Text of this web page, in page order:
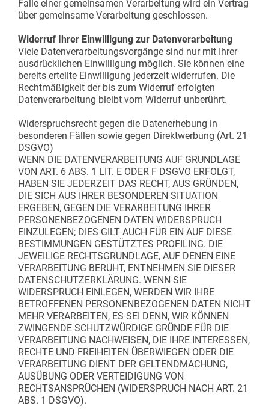
Falle einer gemeinsamen Verarbeitung wird ein Vertrag
über gemeinsame Verarbeitung geschlossen.
Widerruf Ihrer Einwilligung zur Datenverarbeitung
Viele Datenverarbeitungsvorgänge sind nur mit Ihrer
ausdrücklichen Einwilligung möglich. Sie können eine
bereits erteilte Einwilligung jederzeit widerrufen. Die
Rechtmäßigkeit der bis zum Widerruf erfolgten
Datenverarbeitung bleibt vom Widerruf unberührt.
Widerspruchsrecht gegen die Datenerhebung in
besonderen Fällen sowie gegen Direktwerbung (Art. 21
DSGVO)
WENN DIE DATENVERARBEITUNG AUF GRUNDLAGE
VON ART. 6 ABS. 1 LIT. E ODER F DSGVO ERFOLGT,
HABEN SIE JEDERZEIT DAS RECHT, AUS GRÜNDEN,
DIE SICH AUS IHRER BESONDEREN SITUATION
ERGEBEN, GEGEN DIE VERARBEITUNG IHRER
PERSONENBEZOGENEN DATEN WIDERSPRUCH
EINZULEGEN; DIES GILT AUCH FÜR EIN AUF DIESE
BESTIMMUNGEN GESTÜTZTES PROFILING. DIE
JEWEILIGE RECHTSGRUNDLAGE, AUF DENEN EINE
VERARBEITUNG BERUHT, ENTNEHMEN SIE DIESER
DATENSCHUTZERKLÄRUNG. WENN SIE
WIDERSPRUCH EINLEGEN, WERDEN WIR IHRE
BETROFFENEN PERSONENBEZOGENEN DATEN NICHT
MEHR VERARBEITEN, ES SEI DENN, WIR KÖNNEN
ZWINGENDE SCHUTZWÜRDIGE GRÜNDE FÜR DIE
VERARBEITUNG NACHWEISEN, DIE IHRE INTERESSEN,
RECHTE UND FREIHEITEN ÜBERWIEGEN ODER DIE
VERARBEITUNG DIENT DER GELTENDMACHUNG,
AUSÜBUNG ODER VERTEIDIGUNG VON
RECHTSANSPRÜCHEN (WIDERSPRUCH NACH ART. 21
ABS. 1 DSGVO).